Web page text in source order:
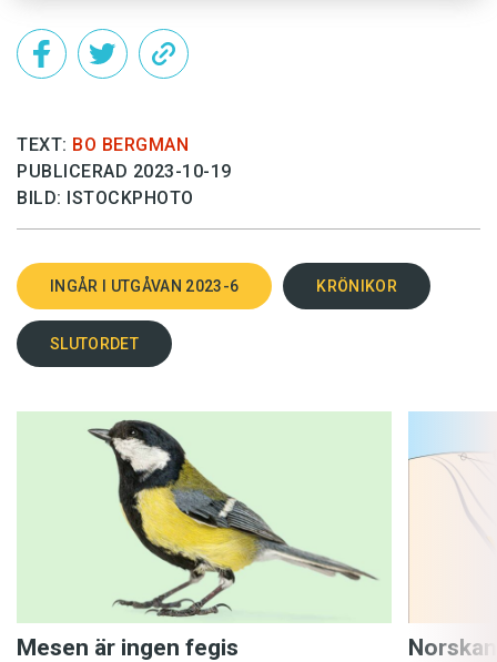
TEXT: BO BERGMAN
PUBLICERAD 2023-10-19
BILD: ISTOCKPHOTO
INGÅR I UTGÅVAN 2023-6 KRÖNIKOR
SLUTORDET
Mesen är ingen fegis